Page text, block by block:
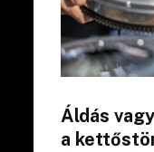
Áldás
a